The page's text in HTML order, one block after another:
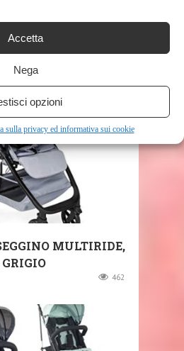
Accetta
Nega
opzioni
sulla privacy ed informativa sui cookie
NERO/GRIGIO
MULTIRIDE,
462